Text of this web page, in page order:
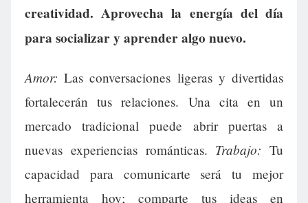
creatividad. Aprovecha la energía del día
para socializar y aprender algo nuevo.
Amor: Las conversaciones ligeras y divertidas
fortalecerán tus relaciones. Una cita en un
mercado tradicional puede abrir puertas a
nuevas experiencias románticas. Trabajo: Tu
capacidad para comunicarte será tu mejor
herramienta hoy; comparte tus ideas en